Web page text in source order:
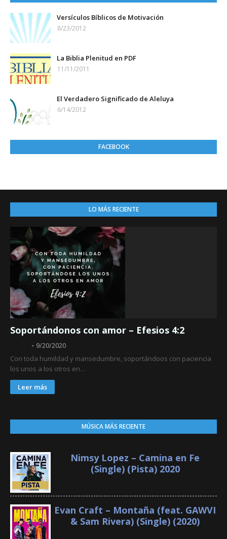
Versículos Bíblicos de Motivación
8/23/2012
La Biblia Plenitud en PDF
11/11/2011
El Verdadero Significado de Aleluya
6/14/2012
FACEBOOK
LO MÁS RECIENTE
Soportándonos con amor – Efesios 4:2
9/20/2020
Con toda humildad y mansedumbre, soportándoos con paciencia
los unos a los otros en…
Leer más
MÚSICA MÁS RECIENTE
Nimsy Lopez – Camina en Fe
(Single) (Pista) 2020
Evan Craft – Montaña (feat. GAWVI
& Sam Rivera) (Single) (2020)